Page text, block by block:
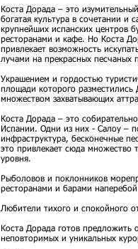
Коста Дорада – это
богатая культура в сочетании
крупнейших испанских центров
ресторанами и кафе. Но Коста
привлекает возможность
лучами на прекрасных песчаных
Украшением и гордостью
площади которого
множеством захватывающих
Коста Дорада – это
Испании. Одни из них - Салоу –
инфраструктура, бесконечные
это привлекает сюда множество
уровня.
Рыболовов и поклонников
ресторанами и барами
Любители тихого и спокойного
Коста Дорада готов предложить
неповторимых и уникальных